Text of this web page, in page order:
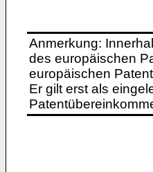
Anmerkung:
des europäischen
europäischen
Er gilt erst als